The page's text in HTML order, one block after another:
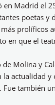
en Madrid el
poetas
prolíficos
en que el
Molina y
actualidad
también